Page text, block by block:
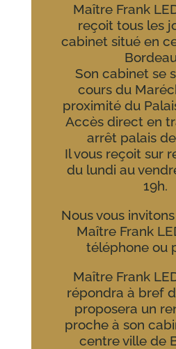
Maître Frank
reçoit tous les
cabinet situé en
Son cabinet se
cours du
proximité du
Accès direct en
arrêt palais
Il vous reçoit sur
du lundi au
19h.
Nous vous
Maître Frank
téléphone ou
Maître Frank
répondra à bref
proposera un
proche à son
centre ville de